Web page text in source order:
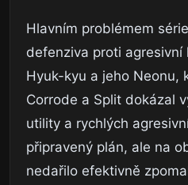
Hlavním problémem
defenziva proti agresivní
Hyuk-kyu a jeho Neonu,
Corrode a Split dokázal
utility a rychlých
připravený plán, ale na
nedařilo efektivně